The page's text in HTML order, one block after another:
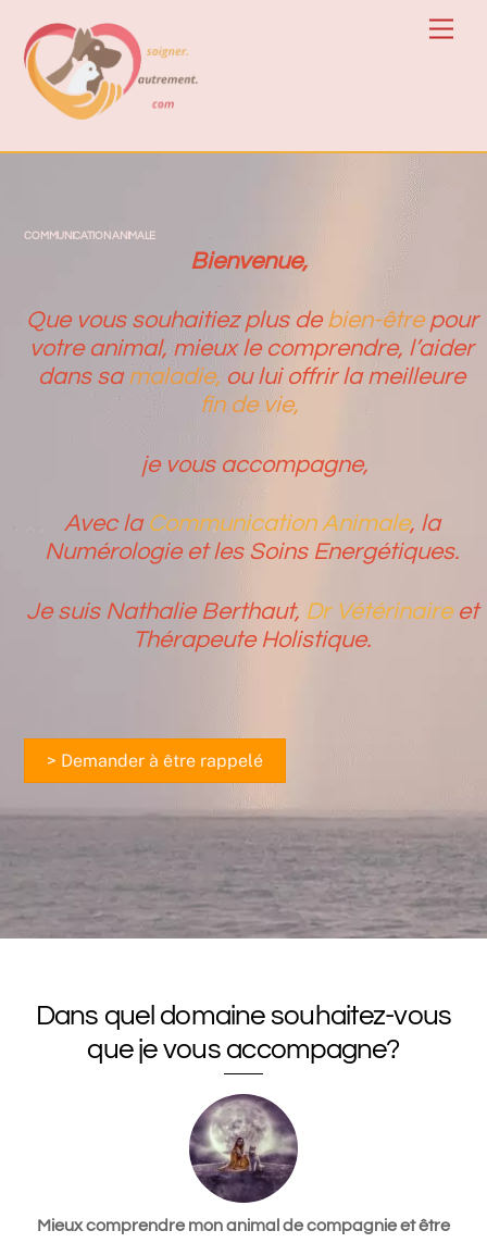
content
COMMUNICATION ANIMALE
Bienvenue,
Que vous souhaitiez plus debien-êtrepour
votre animal, mieux le comprendre, l’aider
dans samaladie, ou lui offrir la meilleure
fin de vie,
je vous accompagne,
Avec la Communication Animale, la
Numérologie et les Soins Energétiques.
Je suis Nathalie Berthaut, Dr Vétérinaireet
Thérapeute Holistique.
> Demander à être rappelé
Dans quel domaine souhaitez-vous
que je vous accompagne?
Mieux comprendre mon animal de compagnie et être